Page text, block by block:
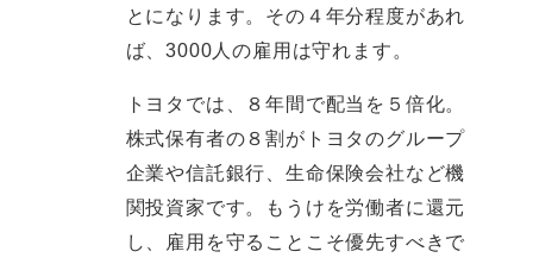
とになります。その４年分程度があれ
ば、3000人の雇用は守れます。
トヨタでは、８年間で配当を５倍化。
株式保有者の８割がトヨタのグループ
企業や信託銀行、生命保険会社など機
関投資家です。もうけを労働者に還元
し、雇用を守ることこそ優先すべきで